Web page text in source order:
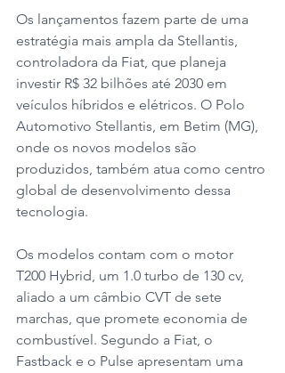
Os lançamentos fazem parte de uma
estratégia mais ampla da Stellantis,
controladora da Fiat, que planeja
investir R$ 32 bilhões até 2030 em
veículos híbridos e elétricos. O Polo
Automotivo Stellantis, em Betim (MG),
onde os novos modelos são
produzidos, também atua como centro
global de desenvolvimento dessa
tecnologia.
Os modelos contam com o motor
T200 Hybrid, um 1.0 turbo de 130 cv,
aliado a um câmbio CVT de sete
marchas, que promete economia de
combustível. Segundo a Fiat, o
Fastback e o Pulse apresentam uma